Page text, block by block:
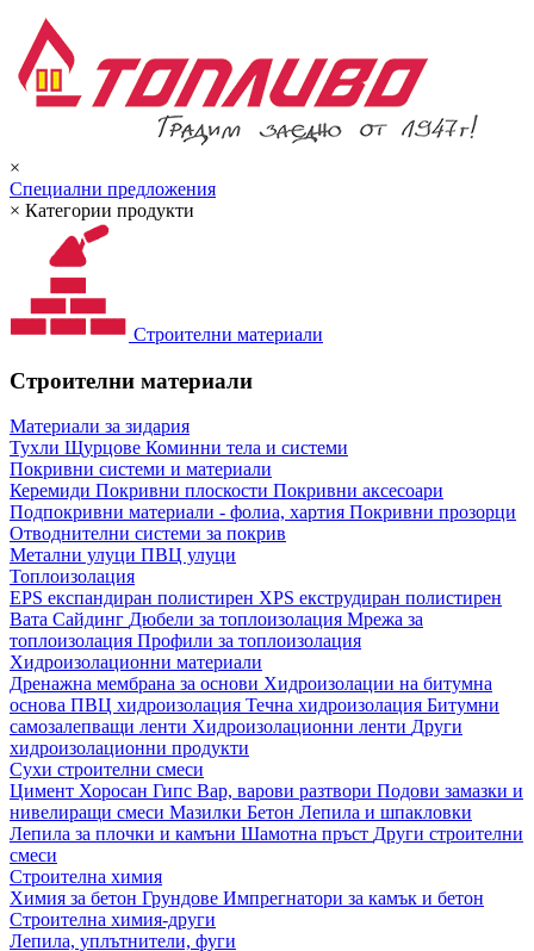
×
Специални предложения
× Категории продукти
Строителни материали
Строителни материали
Материали за зидария
Тухли Щурцове Коминни тела и системи
Покривни системи и материали
Керемиди Покривни плоскости Покривни аксесоари
Подпокривни материали - фолиа, хартия Покривни прозорци
Отводнителни системи за покрив
Метални улуци ПВЦ улуци
Топлоизолация
EPS експандиран полистирен XPS екструдиран полистирен
Вата Сайдинг Дюбели за топлоизолация Мрежа за
топлоизолация Профили за топлоизолация
Хидроизолационни материали
Дренажна мембрана за основи Хидроизолации на битумна
основа ПВЦ хидроизолация Течна хидроизолация Битумни
самозалепващи ленти Хидроизолационни ленти Други
хидроизолационни продукти
Сухи строителни смеси
Цимент Хоросан Гипс Вар, варови разтвори Подови замазки и
нивелиращи смеси Мазилки Бетон Лепила и шпакловки
Лепила за плочки и камъни Шамотна пръст Други строителни
смеси
Строителна химия
Химия за бетон Грундове Импрегнатори за камък и бетон
Строителна химия-други
Лепила, уплътнители, фуги